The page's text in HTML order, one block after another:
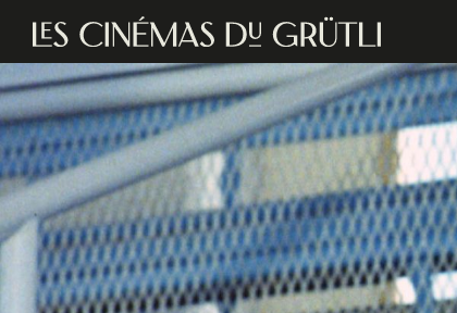
Aller au contenu principal